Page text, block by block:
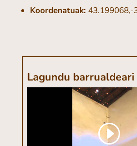
Koordenatuak: 43.199068,-
Lagundu barrualdeari